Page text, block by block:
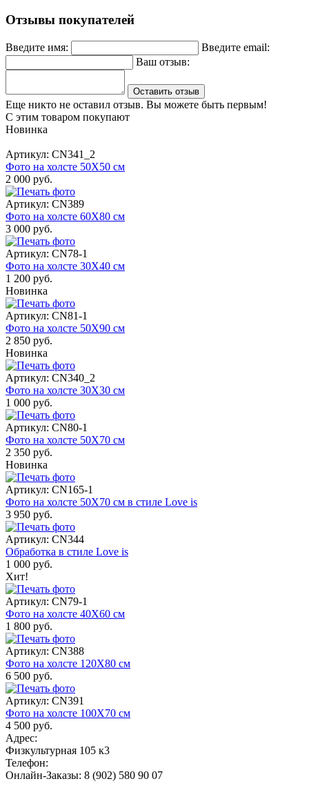
Отзывы покупателей
Введите имя:
Введите email:
Ваш отзыв:
Оставить отзыв
Еще никто не оставил отзыв. Вы можете быть первым!
С этим товаром покупают
Новинка
Артикул: CN341_2
Фото на холсте 50Х50 см
2 000 руб.
Артикул: CN389
Фото на холсте 60Х80 см
3 000 руб.
Артикул: CN78-1
Фото на холсте 30Х40 см
1 200 руб.
Новинка
Артикул: CN81-1
Фото на холсте 50Х90 см
2 850 руб.
Новинка
Артикул: CN340_2
Фото на холсте 30Х30 см
1 000 руб.
Артикул: CN80-1
Фото на холсте 50Х70 см
2 350 руб.
Новинка
Артикул: CN165-1
Фото на холсте 50Х70 см в стиле Love is
3 950 руб.
Артикул: CN344
Обработка в стиле Love is
1 000 руб.
Хит!
Артикул: CN79-1
Фото на холсте 40Х60 см
1 800 руб.
Артикул: CN388
Фото на холсте 120Х80 см
6 500 руб.
Артикул: CN391
Фото на холсте 100Х70 см
4 500 руб.
Адрес:
Физкультурная 105 к3
Телефон:
Онлайн-Заказы: 8 (902) 580 90 07